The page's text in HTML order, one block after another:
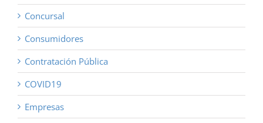
Concursal
Consumidores
Contratación Pública
COVID19
Empresas